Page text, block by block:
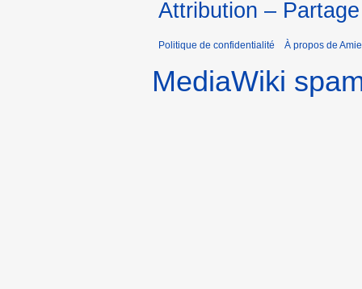
Attribution –
Politique de confidentialité À propos de
MediaWiki